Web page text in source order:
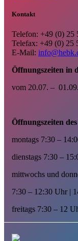
Kontakt
Telefon: +49 (0) 25
Telefax: +49 (0) 25
E-Mail:
Öffnungszeiten in
vom 20.07. –
Öffnungszeiten
montags 7:30 –
dienstags 7:30 –
mittwochs und
7:30 – 12:30 Uhr |
freitags 7:30 – 12